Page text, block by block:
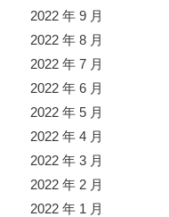
2022 年 9 月
2022 年 8 月
2022 年 7 月
2022 年 6 月
2022 年 5 月
2022 年 4 月
2022 年 3 月
2022 年 2 月
2022 年 1 月